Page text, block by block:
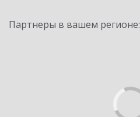
Партнеры в вашем регионе: